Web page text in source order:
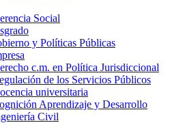
Social
y Políticas Públicas
c.m. en Política Jurisdiccional
de los Servicios Públicos
universitaria
Aprendizaje y Desarrollo
Civil